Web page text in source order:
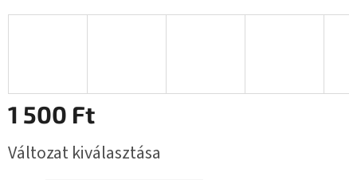
1 500 Ft
Változat kiválasztása